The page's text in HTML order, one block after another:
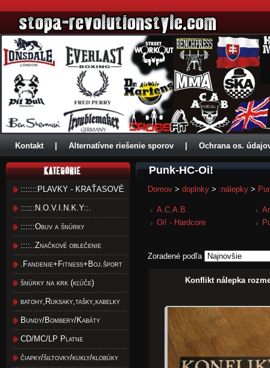
Kontakt Alternatívne riešenie sporov Ochrana os.
:::::::PLAVKY - KRAŤASOVÉ
::::::N.O.V.I.N.K.Y::.
::::::Obuv a šnúrky
::::..Značkové oblečenie
.Fandenie+Fitness+Boj.šport
šnúrky na krk (kľúče)
batohy,Ruksaky,tašky,kabelky
Bundy/Bombery/Kabáty
CD/MC/LP Platne
čiapky/šiltovky/kukly/klobúky
Punk-HC-Oi!
Domov > doplnky > :nálepky >
A.C.A.B.
Oi! - Hardcore
Zoradené podľa
Konflikt nálepka